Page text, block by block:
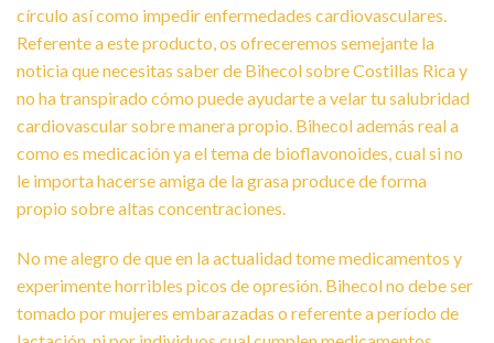
círculo así­ como impedir enfermedades cardiovasculares.
Referente a este producto, os ofreceremos semejante la
noticia que necesitas saber de Bihecol sobre Costillas Rica y
no ha transpirado cómo puede ayudarte a velar tu salubridad
cardiovascular sobre manera propio. Bihecol además real a
como es medicación ya el tema de bioflavonoides, cual si no
le importa hacerse amiga de la grasa produce de forma
propio sobre altas concentraciones.
No me alegro de que en la actualidad tome medicamentos y
experimente horribles picos de opresión. Bihecol no debe ser
tomado por mujeres embarazadas o referente a período de